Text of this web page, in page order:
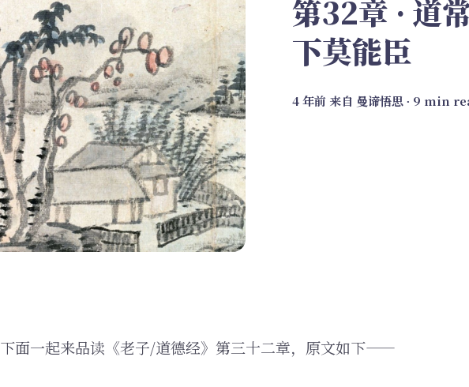
第32章 · 道
下莫能臣
4 年前 来自 曼谛悟思∙ 9 min
下面一起来品读《老子/道德经》第三十二章，原文如下——